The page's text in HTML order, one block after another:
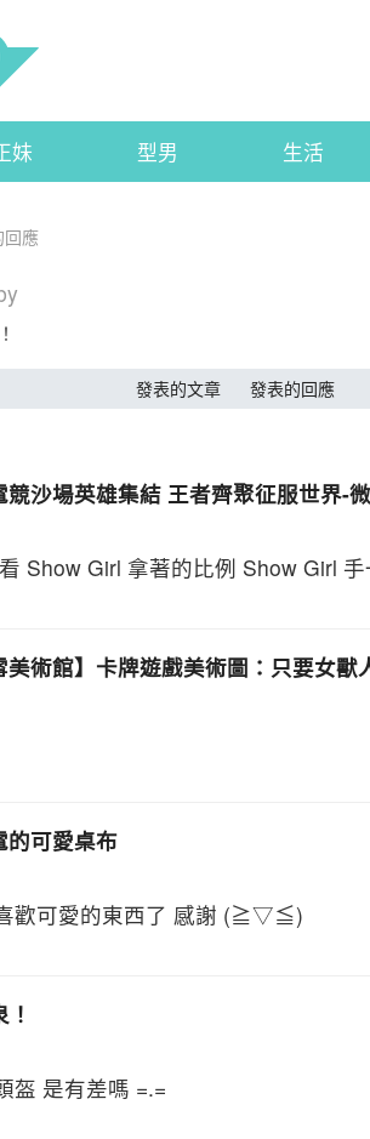
妹 型男 生活
回應
發表的文章 發表的回應
沙場英雄集結 王者齊聚征服世界-
Show Girl 拿著的比例 Show
術館】卡牌遊戲美術圖：只要女獸
的可愛桌布
歡可愛的東西了 感謝 (≧▽≦)
盔 是有差嗎 =.=